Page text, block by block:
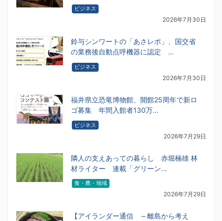
ビジネス
2026年7月30日
鈴与シンワートの「あさレポ」、国交省
の業務後自動点呼機器に認定 …
ビジネス
2026年7月30日
福井県立恐竜博物館、開館25周年で新ロ
ゴ募集 年間入館者130万…
ビジネス
2026年7月29日
隣人の支えあっての暮らし 赤堀楠雄 林
材ライター 連載「グリーン…
食・農・地域
2026年7月29日
【アイランダー通信 ～離島から考え